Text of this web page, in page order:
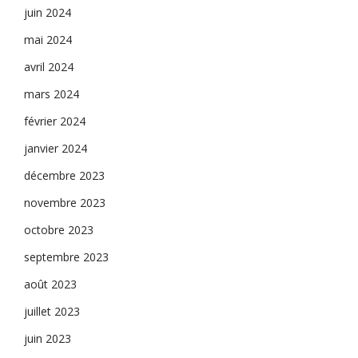
juin 2024
mai 2024
avril 2024
mars 2024
février 2024
janvier 2024
décembre 2023
novembre 2023
octobre 2023
septembre 2023
août 2023
juillet 2023
juin 2023